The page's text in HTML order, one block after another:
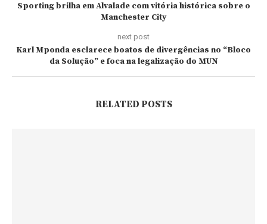
Sporting brilha em Alvalade com vitória histórica sobre o
Manchester City
next post
Karl Mponda esclarece boatos de divergências no “Bloco
da Solução” e foca na legalização do MUN
RELATED POSTS